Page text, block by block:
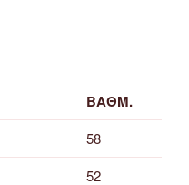
ΒΑΘΜ.
58
52